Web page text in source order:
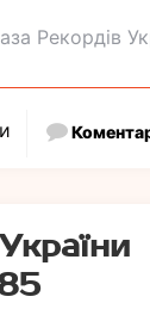
Рекордів